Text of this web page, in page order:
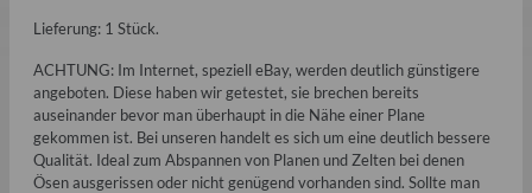
Lieferung: 1 Stück.
ACHTUNG: Im Internet, speziell eBay, werden deutlich günstigere
angeboten. Diese haben wir getestet, sie brechen bereits
auseinander bevor man überhaupt in die Nähe einer Plane
gekommen ist. Bei unseren handelt es sich um eine deutlich bessere
Qualität. Ideal zum Abspannen von Planen und Zelten bei denen
Ösen ausgerissen oder nicht genügend vorhanden sind. Sollte man